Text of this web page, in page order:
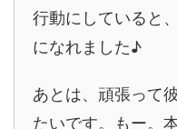
行動にしていると
になれました♪
あとは、頑張って
たいです。もー。